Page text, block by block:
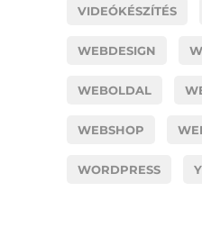
VIDEÓKÉSZÍTÉS
WEBDESIGN
WEBOLDAL
WEBSHOP
WORDPRESS